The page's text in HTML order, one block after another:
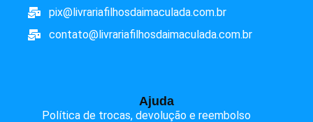
pix@livrariafilhosdaimaculada.com.br
contato@livrariafilhosdaimaculada.com.br
Ajuda
Política de trocas, devolução e reembolso